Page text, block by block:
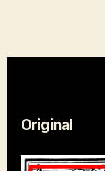
Original